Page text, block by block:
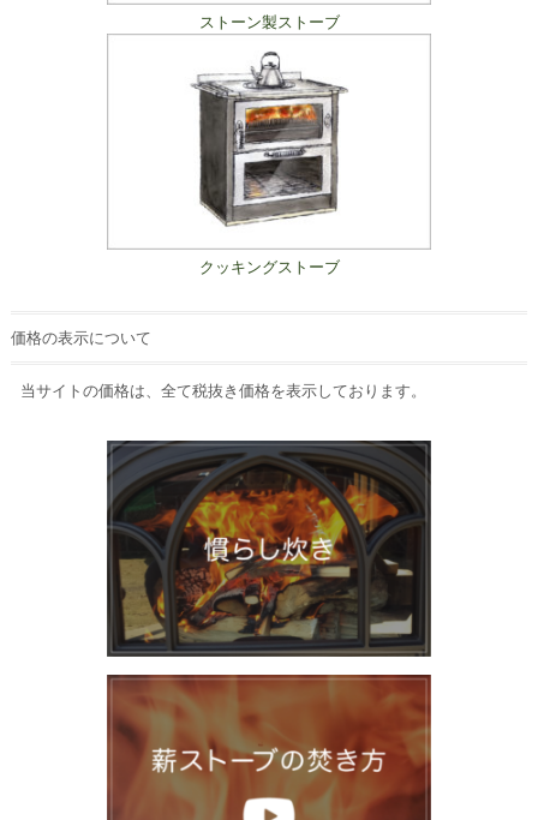
ストーン製ストーブ
クッキングストーブ
価格の表示について
当サイトの価格は、全て税抜き価格を表示しております。